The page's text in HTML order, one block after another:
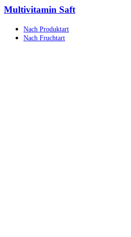
Multivitamin Saft
Nach Produktart
Nach Fruchtart